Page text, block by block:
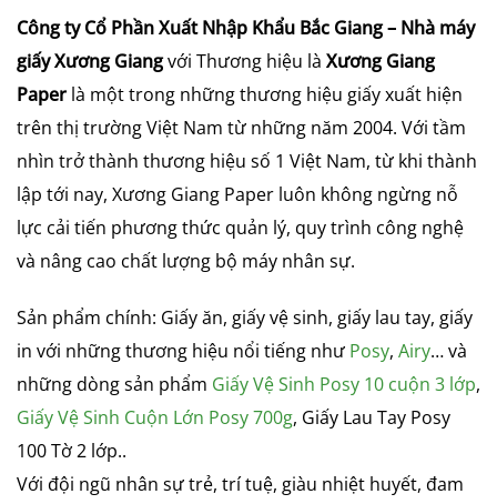
Công ty Cổ Phần Xuất Nhập Khẩu Bắc Giang – Nhà máy
giấy Xương Giangvới Thương hiệu là Xương Giang
Paper là một trong những thương hiệu giấy xuất hiện
trên thị trường Việt Nam từ những năm 2004. Với tầm
nhìn trở thành thương hiệu số 1 Việt Nam, từ khi thành
lập tới nay, Xương Giang Paper luôn không ngừng nỗ
lực cải tiến phương thức quản lý, quy trình công nghệ
và nâng cao chất lượng bộ máy nhân sự.
Sản phẩm chính: Giấy ăn, giấy vệ sinh, giấy lau tay, giấy
in với những thương hiệu nổi tiếng như Posy, Airy… và
những dòng sản phẩm Giấy Vệ Sinh Posy 10 cuộn 3 lớp,
Giấy Vệ Sinh Cuộn Lớn Posy 700g, Giấy Lau Tay Posy
100 Tờ 2 lớp..
Với đội ngũ nhân sự trẻ, trí tuệ, giàu nhiệt huyết, đam